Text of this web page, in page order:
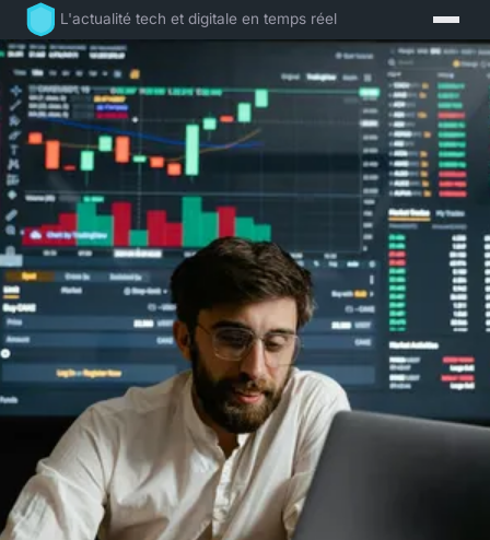
L'actualité tech et digitale en temps réel